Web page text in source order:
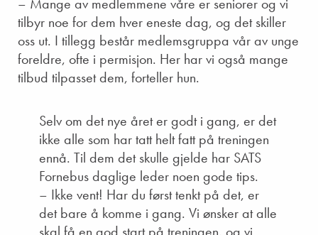
tilbyr noe for dem hver eneste dag, og det skiller
oss ut. I tillegg består medlemsgruppa vår av unge
foreldre, ofte i permisjon. Her har vi også mange
tilbud tilpasset dem, forteller hun.
Selv om det nye året er godt i gang, er det
ikke alle som har tatt helt fatt på treningen
ennå. Til dem det skulle gjelde har SATS
Fornebus daglige leder noen gode tips.
– Ikke vent! Har du først tenkt på det, er
det bare å komme i gang. Vi ønsker at alle
skal få en god start på treningen, og vi